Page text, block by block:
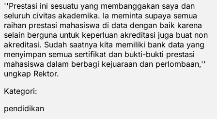
''Prestasi ini sesuatu yang membanggakan saya dan
seluruh civitas akademika. Ia meminta supaya semua
raihan prestasi mahasiswa di data dengan baik karena
selain berguna untuk keperluan akreditasi juga buat non
akreditasi. Sudah saatnya kita memiliki bank data yang
menyimpan semua sertifikat dan bukti-bukti prestasi
mahasiswa dalam berbagi kejuaraan dan perlombaan,''
ungkap Rektor.
Kategori:
pendidikan